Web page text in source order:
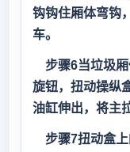
钩钩住厢体弯钩
车。
步骤6当垃圾厢
旋钮，扭动操纵
油缸伸出，将主
步骤7扭动盒上